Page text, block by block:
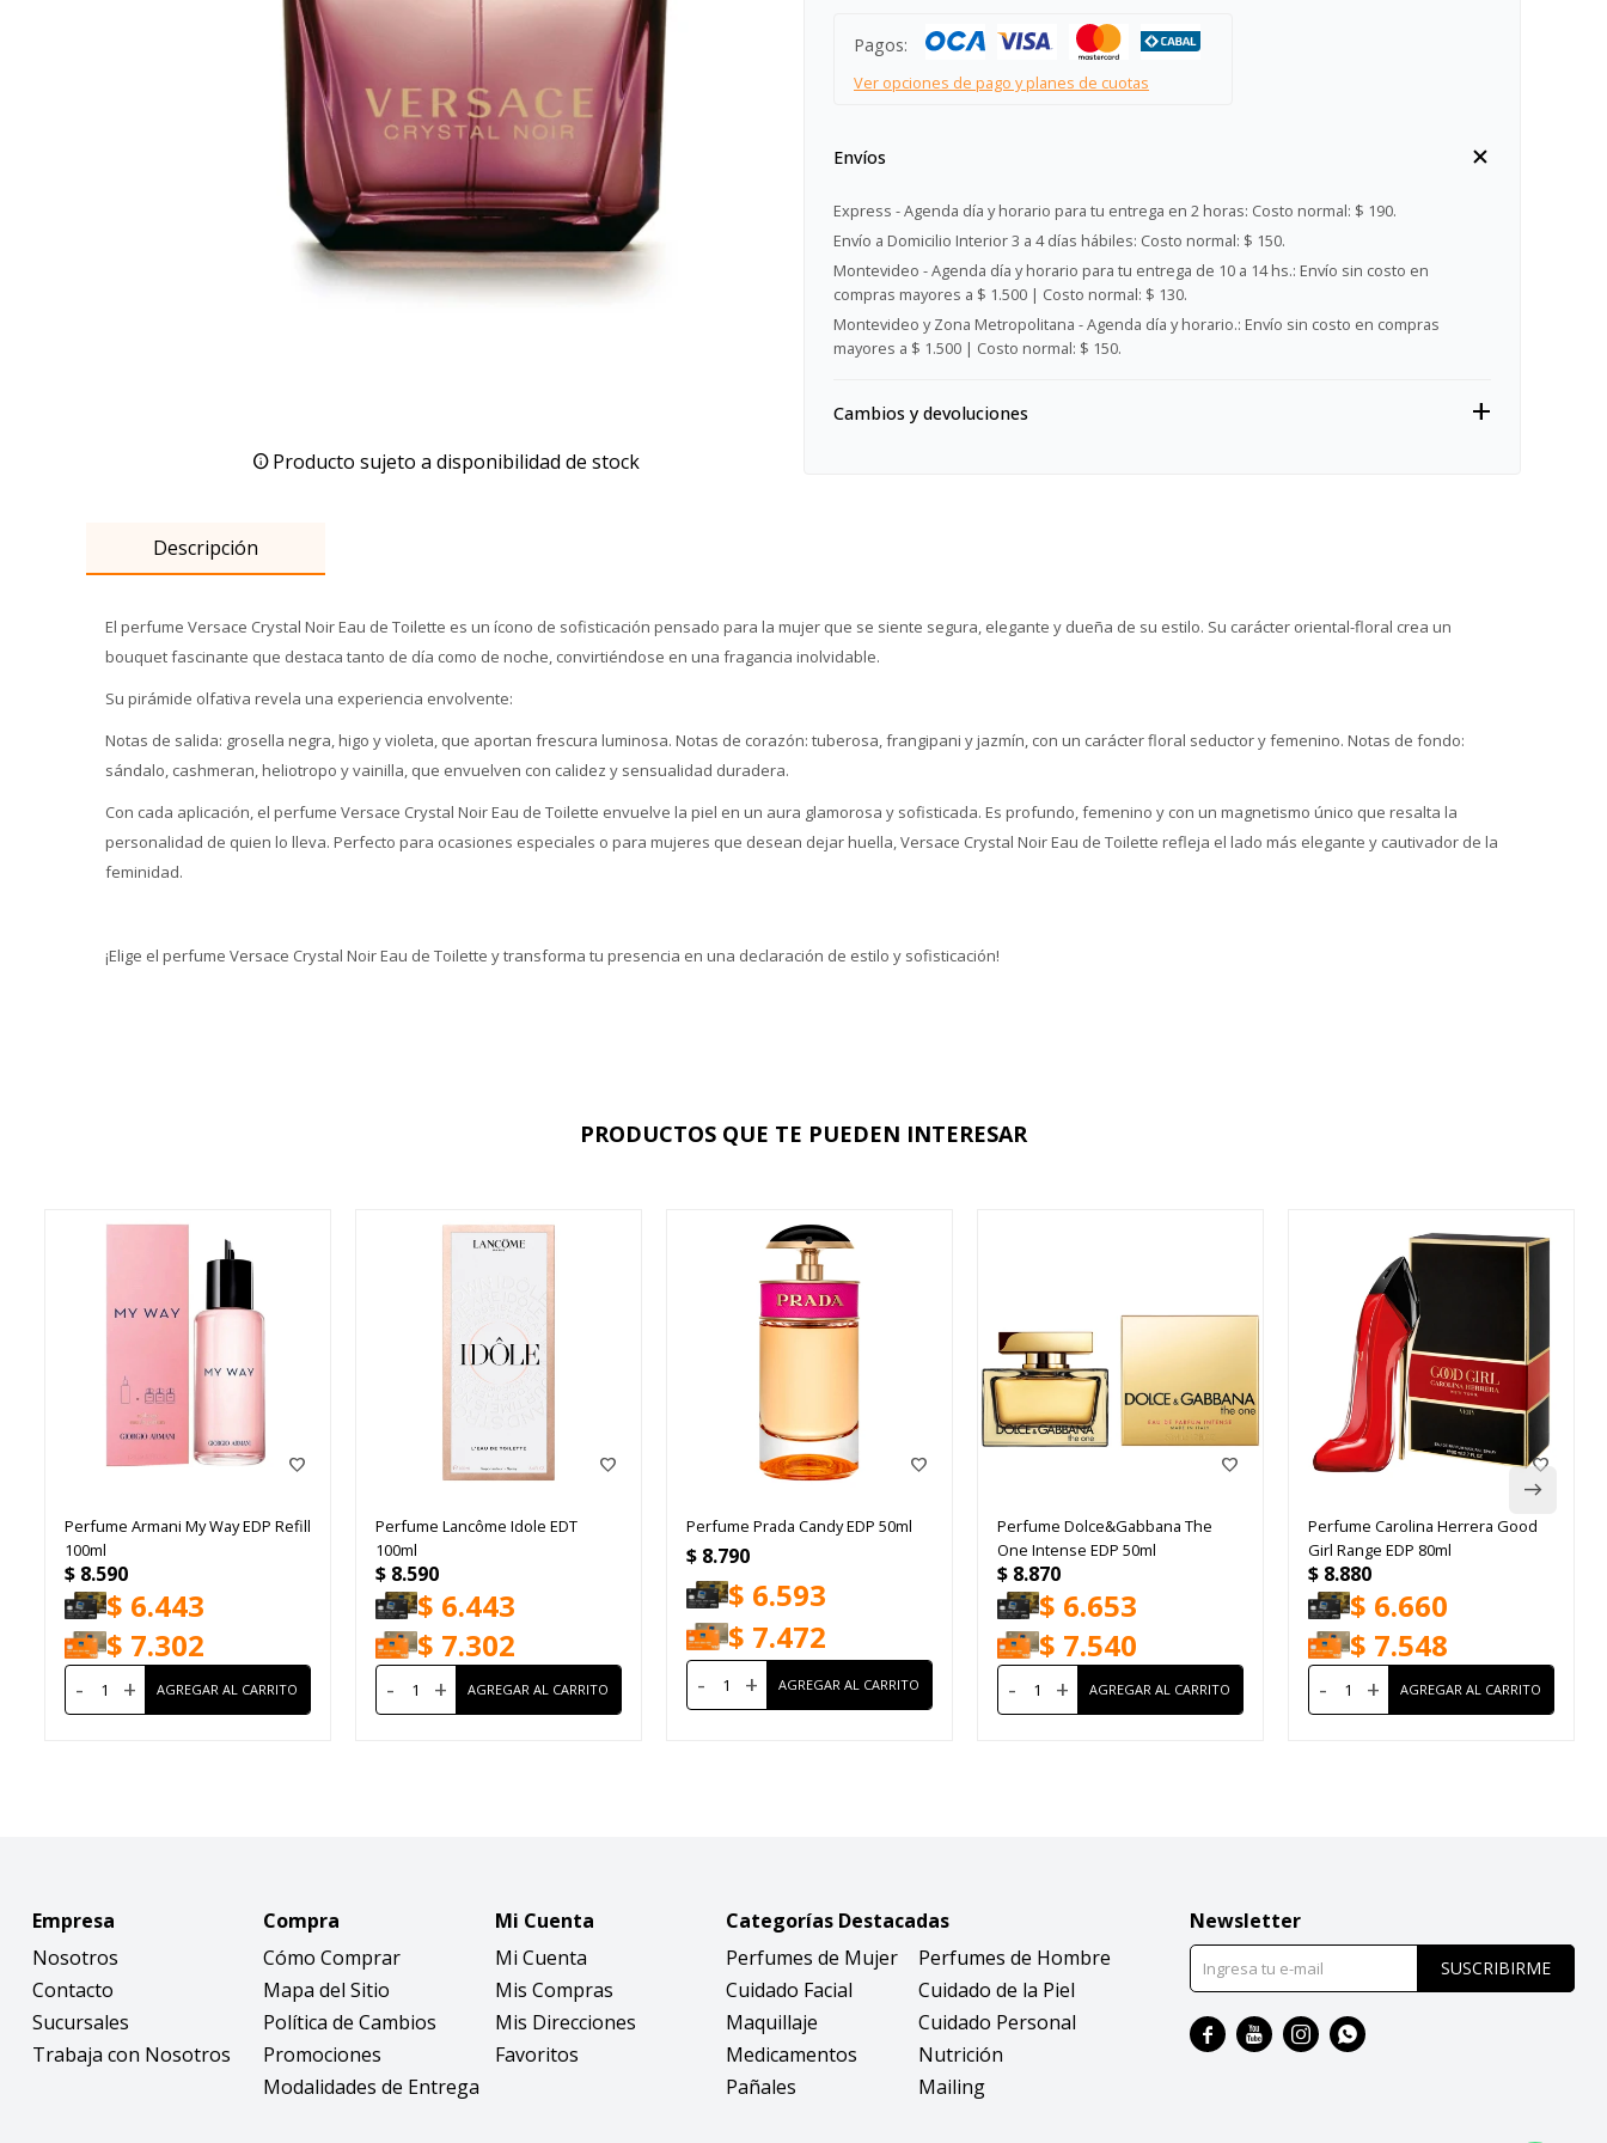
Producto sujeto a disponibilidad de stock
Pagos:
Ver opciones de pago y planes de cuotas
Envíos
Express - Agenda día y horario para tu entrega en 2 horas: Costo normal: $ 190.
Envío a Domicilio Interior 3 a 4 días hábiles: Costo normal: $ 150.
Montevideo - Agenda día y horario para tu entrega de 10 a 14 hs.: Envío sin costo en
compras mayores a $ 1.500 | Costo normal: $ 130.
Montevideo y Zona Metropolitana - Agenda día y horario.: Envío sin costo en compras
mayores a $ 1.500 | Costo normal: $ 150.
Cambios y devoluciones
Descripción
El perfume Versace Crystal Noir Eau de Toilette es un ícono de sofisticación pensado para la mujer que se siente segura, elegante y dueña de su estilo. Su carácter oriental-floral crea un
bouquet fascinante que destaca tanto de día como de noche, convirtiéndose en una fragancia inolvidable.
Su pirámide olfativa revela una experiencia envolvente:
Notas de salida: grosella negra, higo y violeta, que aportan frescura luminosa. Notas de corazón: tuberosa, frangipani y jazmín, con un carácter floral seductor y femenino. Notas de fondo:
sándalo, cashmeran, heliotropo y vainilla, que envuelven con calidez y sensualidad duradera.
Con cada aplicación, el perfume Versace Crystal Noir Eau de Toilette envuelve la piel en un aura glamorosa y sofisticada. Es profundo, femenino y con un magnetismo único que resalta la
personalidad de quien lo lleva. Perfecto para ocasiones especiales o para mujeres que desean dejar huella, Versace Crystal Noir Eau de Toilette refleja el lado más elegante y cautivador de la
feminidad.
¡Elige el perfume Versace Crystal Noir Eau de Toilette y transforma tu presencia en una declaración de estilo y sofisticación!
PRODUCTOS QUE TE PUEDEN INTERESAR
Perfume Armani My Way EDP Refill
100ml
$ 8.590
$ 6.443
$ 7.302
- +
Perfume Lancôme Idole EDT
100ml
$ 8.590
$ 6.443
$ 7.302
- +
Perfume Prada Candy EDP 50ml
$ 8.790
$ 6.593
$ 7.472
- +
Perfume Dolce&Gabbana The
One Intense EDP 50ml
$ 8.870
$ 6.653
$ 7.540
- +
Perfume Carolina Herrera Good
Girl Range EDP 80ml
$ 8.880
$ 6.660
$ 7.548
- +
Empresa
Nosotros
Contacto
Sucursales
Trabaja con Nosotros
Compra
Cómo Comprar
Mapa del Sitio
Política de Cambios
Promociones
Modalidades de Entrega
Mi Cuenta
Mi Cuenta
Mis Compras
Mis Direcciones
Favoritos
Categorías Destacadas
Perfumes de Mujer
Perfumes de Hombre
Cuidado Facial
Cuidado de la Piel
Maquillaje
Cuidado Personal
Medicamentos
Nutrición
Pañales
Mailing
Newsletter
SUSCRIBIRME
   